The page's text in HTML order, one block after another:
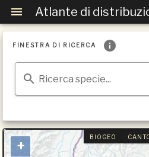
Atlante di
FINESTRA DI RICERCA
Ricerca specie...
BIOGEO
+